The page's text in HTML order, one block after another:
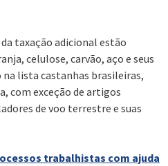
taxação adicional estão
celulose, carvão, aço e seus
lista castanhas brasileiras,
com exceção de artigos
de voo terrestre e suas
trabalhistas com ajuda